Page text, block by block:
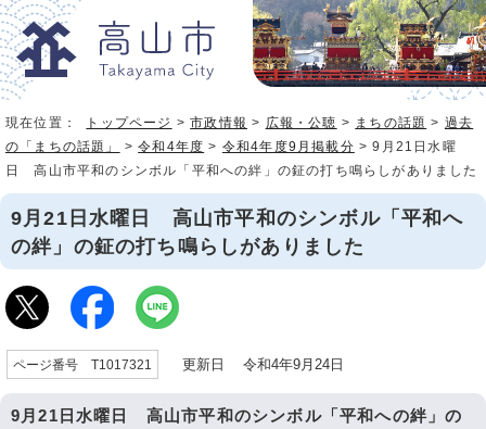
現在位置： トップページ >市政情報 > 広報・公聴 > まちの話題 > 過去
の「まちの話題」
>令和4年度 > 令和4年度9月掲載分 > 9月21日水曜
日 高山市平和のシンボル「平和への絆」の鉦の打ち鳴らしがありました
9月21日水曜日 高山市平和のシンボル「平和へ
の絆」の鉦の打ち鳴らしがありました
ページ番号 T1017321 更新日 令和4年9月24日
9月21日水曜日 高山市平和のシンボル「平和への絆」の